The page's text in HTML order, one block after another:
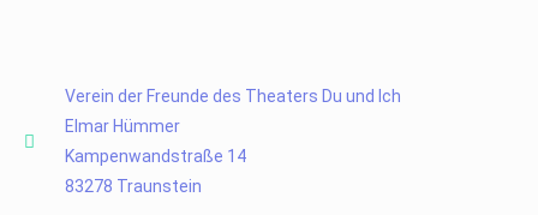
Verein der Freunde des Theaters Du und Ich
Elmar Hümmer
Kampenwandstraße 14
83278 Traunstein